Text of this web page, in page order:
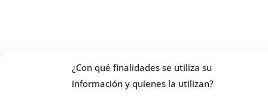
¿Con qué finalidades se utiliza su
información y quienes la utilizan?